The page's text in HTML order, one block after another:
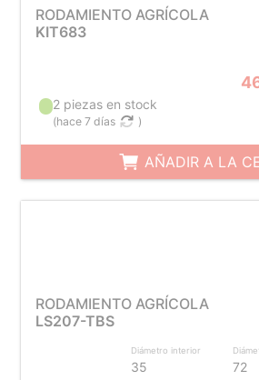
RODAMIENTO AGRÍCOLA
KIT683
2 piezas en stock
(hace 7 días )
AÑADIR A LA
RODAMIENTO AGRÍCOLA
LS207-TBS
Diámetro interior
35 72